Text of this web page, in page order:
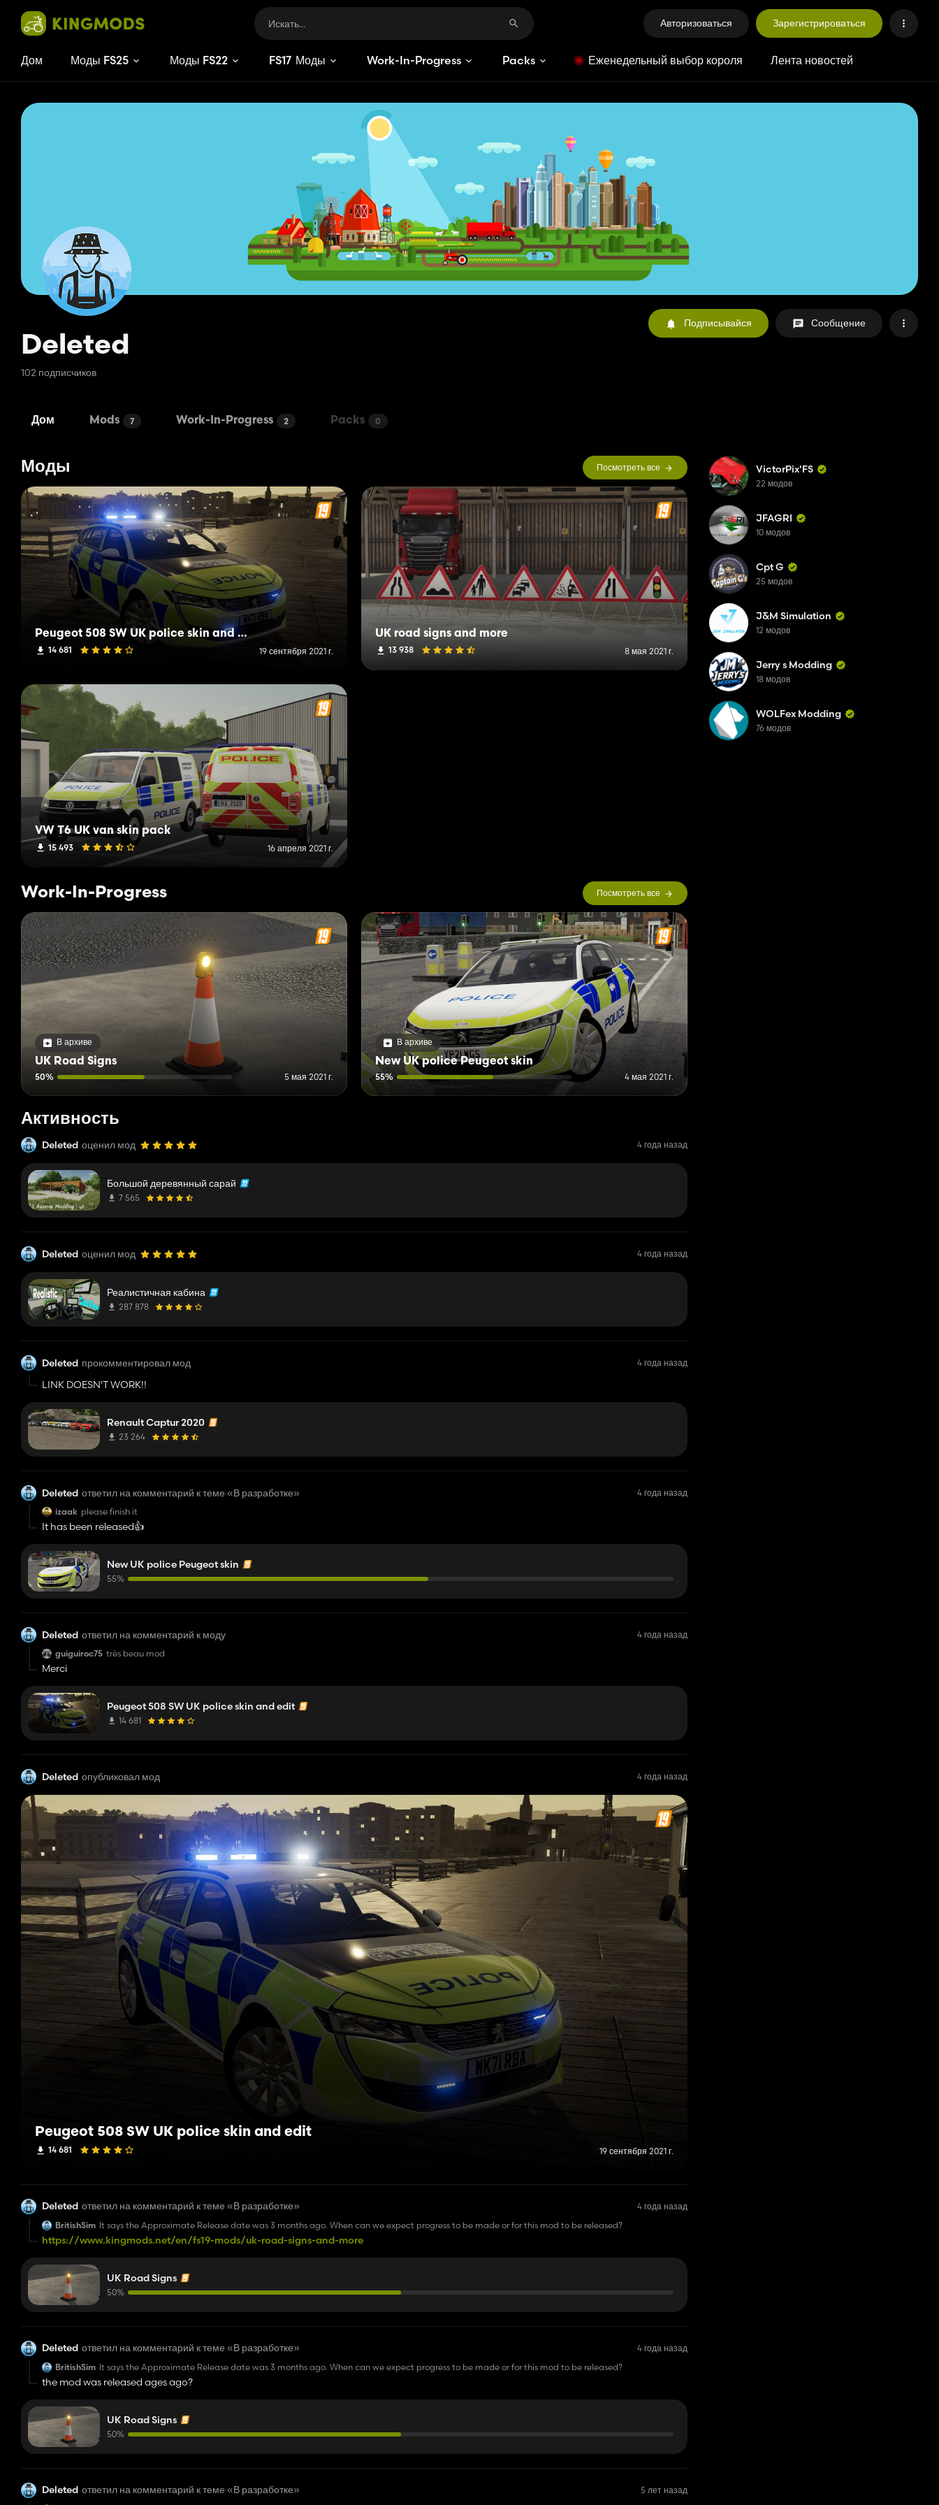
Авторизоваться Зарегистрироваться
Дом Моды FS25 Моды FS22 FS17 Моды Work-In-Progress Packs Еженедельный выбор короля Лента новостей
Deleted
102 подписчиков
Подписывайся Сообщение
Дом Mods 7 Work-In-Progress 2 Packs 0
Моды Посмотреть все
Peugeot 508 SW UK police skin and edit
14 681 19 сентября 2021 г.
UK road signs and more
13 938 8 мая 2021 г.
VW T6 UK van skin pack
15 493 16 апреля 2021 г.
Work-In-Progress Посмотреть все
В архиве
UK Road Signs
50% 5 мая 2021 г.
В архиве
New UK police Peugeot skin
55% 4 мая 2021 г.
Активность
Deleted оценил мод 4 года назад
Большой деревянный сарай
7 565
Deleted оценил мод 4 года назад
Реалистичная кабина
287 878
Deleted прокомментировал мод 4 года назад
LINK DOESN'T WORK!!
Renault Captur 2020
23 264
Deleted ответил на комментарий к теме «В разработке»
4 года назад
izaak please finish it
It has been released👍
New UK police Peugeot skin
55%
Deleted ответил на комментарий к моду
4 года назад
guiguiroc75 très beau mod
Merci
Peugeot 508 SW UK police skin and edit
14 681
Deleted опубликовал мод 4 года назад
Peugeot 508 SW UK police skin and edit
14 681 19 сентября 2021 г.
Deleted ответил на комментарий к теме «В разработке»
4 года назад
BritishSim It says the Approximate Release date was 3 months ago. When can we expect progress to be made or for this mod to be released?
https://www.kingmods.net/en/fs19-mods/uk-road-signs-and-more
UK Road Signs
50%
Deleted ответил на комментарий к теме «В разработке»
4 года назад
BritishSim It says the Approximate Release date was 3 months ago. When can we expect progress to be made or for this mod to be released?
the mod was released ages ago?
UK Road Signs
50%
Deleted ответил на комментарий к теме «В разработке»
5 лет назад
VictorPix'FS
22 модов
JFAGRI
10 модов
Cpt G
25 модов
J&M Simulation
12 модов
Jerry s Modding
18 модов
WOLFex Modding
76 модов